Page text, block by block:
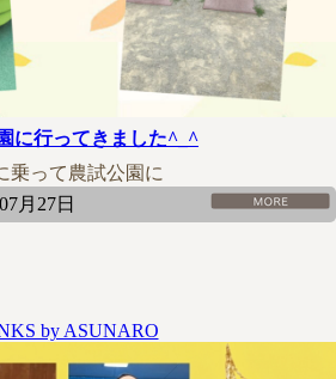
に行ってきました^_^
乗って農試公園に
月27日
by ASUNARO